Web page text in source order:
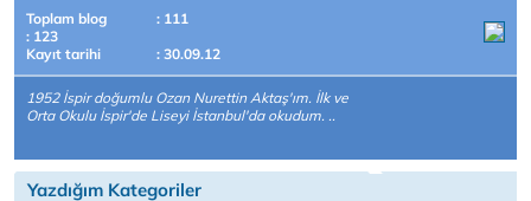
Toplam blog
: 111
: 123
Kayıt tarihi
: 30.09.12
1952 İspir doğumlu Ozan Nurettin Aktaş'ım. İlk ve
Orta Okulu İspir'de Liseyi İstanbul'da okudum. ..
Yazdığım Kategoriler